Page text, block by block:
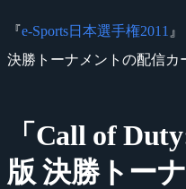
『e-Sports日本選手権2011 』
決勝トーナメントの配信カ
「Call of
版 決勝トー